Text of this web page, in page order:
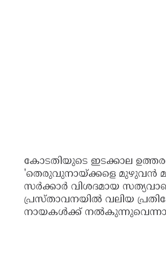
കോടതിയുടെ ഇടക്കാല
'തെരുവുനായ്ക്കളെ മുഴുവൻ
സർക്കാർ വിശദമായ
പ്രസ്താവനയിൽ വലിയ
നായകൾക്ക്